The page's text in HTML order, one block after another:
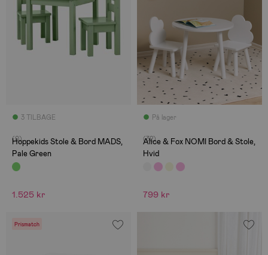
3 TILBAGE
(0)
Hoppekids Stole & Bord MADS,
Pale Green
1.525 kr
På lager
(32)
Alice & Fox NOMI Bord & Stole,
Hvid
799 kr
Prismatch